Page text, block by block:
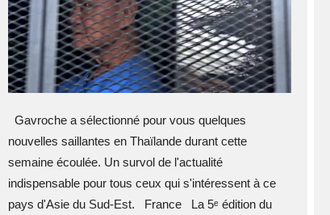
Gavroche a sélectionné pour vous quelques
nouvelles saillantes en Thaïlande durant cette
semaine écoulée. Un survol de l'actualité
indispensable pour tous ceux qui s'intéressent à ce
pays d'Asie du Sud-Est. France La 5ᵉ édition du